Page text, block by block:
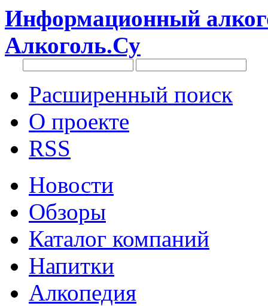
Информационный
Алкоголь.Су
Расширенный поиск
О проекте
RSS
Новости
Обзоры
Каталог компаний
Напитки
Алкопедия